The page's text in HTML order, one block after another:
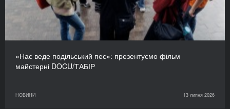
«Нас веде подільський пес»: презентуємо фільм
майстерні DOCU/ТАБІР
НОВИНИ 13 липня 2026